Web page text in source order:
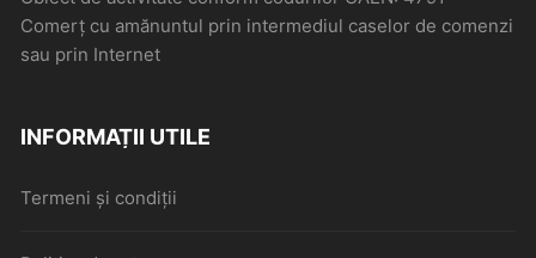
Comerţ cu amănuntul prin intermediul caselor de comenzi
sau prin Internet
INFORMAȚII UTILE
Termeni și condiții